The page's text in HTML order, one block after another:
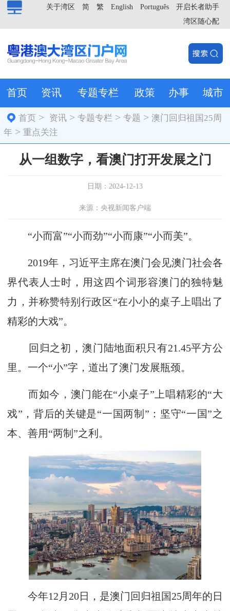
开启长者助手
Português
English
繁
简
关于湾区
湾区随心配
首页 资讯 专题专栏 政策 办事 城市
首页 > 资讯 >专题专栏 >专题 >澳门回归祖国25周
年 > 重点关注
从一组数字，看澳门打开发展之门
日期：2024-12-13
来源：央视新闻客户端
“小而富”“小而劲”“小而康”“小而美”。
2019年，习近平主席在澳门会见澳门社会各
界代表人士时，用这四个词形容澳门的独特魅
力，并称赞特别行政区“在小小的桌子上唱出了
精彩的大戏”。
回归之初，澳门陆地面积只有21.45平方公
里。一个“小”字，道出了澳门发展瓶颈。
而如今，澳门能在“小桌子”上唱精彩的“大
戏”，背后的关键是“一国两制”：坚守“一国”之
本、善用“两制”之利。
今年12月20日，是澳门回归祖国25周年的日